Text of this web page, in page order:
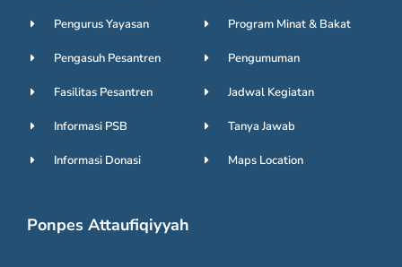
Pengurus Yayasan
Pengasuh Pesantren
Fasilitas Pesantren
Informasi PSB
Informasi Donasi
Program Minat & Bakat
Pengumuman
Jadwal Kegiatan
Tanya Jawab
Maps Location
Ponpes Attaufiqiyyah